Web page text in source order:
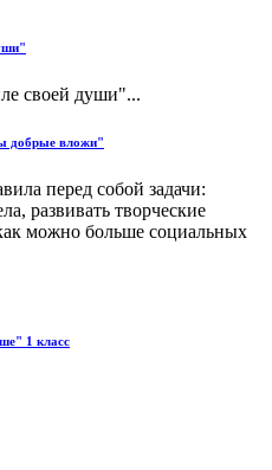
своей души"...
добрые вложи"
перед собой задачи:
развивать творческие
можно больше социальных
1 класс